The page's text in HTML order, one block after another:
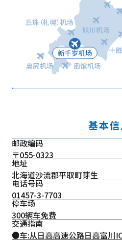
新千岁机场
丘珠（札幌）机场
函馆机场
奥尻机场
旭川机场
十
基本
邮政编码
〒055-0323
地址
北海道沙流郡平取町芽生
电话号码
01457-3-7703
停车场
300辆车免费
交通指南
●车:从日高高速公路日高富川